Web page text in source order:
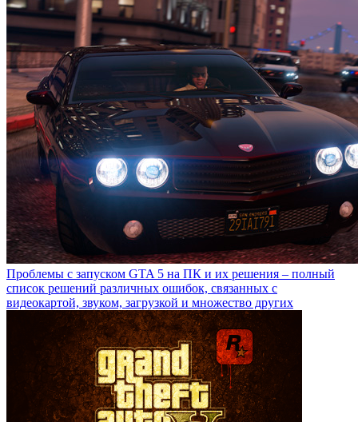
Проблемы с запуском GTA 5 на ПК и их решения – полный
список решений различных ошибок, связанных с
видеокартой, звуком, загрузкой и множество других